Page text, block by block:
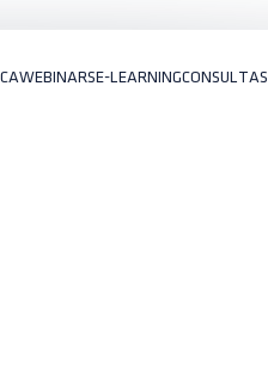
WEBINARSE-LEARNINGCONSULTAS